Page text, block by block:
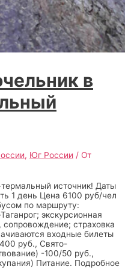
в
, Юг России / От
источник! Даты
1 день Цена 6100 руб/чел
по маршруту:
экскурсионная
страховка
входные билеты
руб., Свято-
-100/50 руб.,
Питание. Подробное